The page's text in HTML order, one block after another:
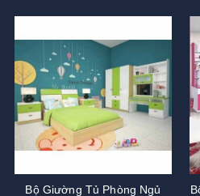
Bộ Giường Tủ Phòng Ngủ